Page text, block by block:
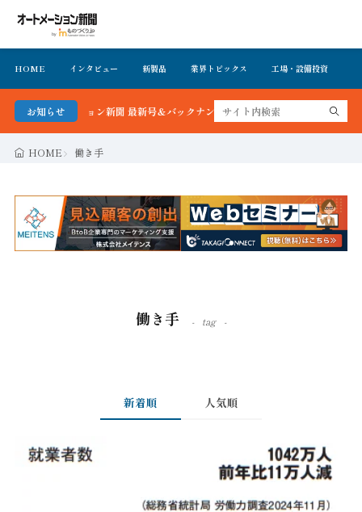
HOME インタビュー 新製品 業界トピックス 工場・設備投資
お知らせ
トメーション新聞 最新号＆バックナンバーを無料で公開中 詳細はこちら
HOME 働き手
働き手 tag
新着順 人気順